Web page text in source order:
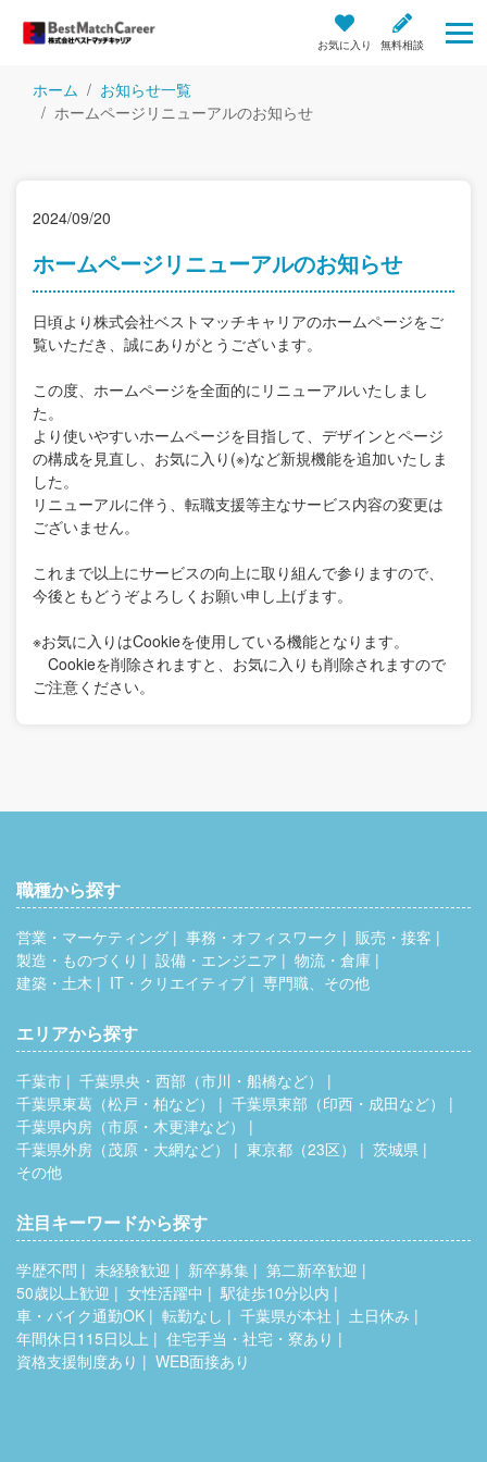
お気に入り 無料相談
ホーム
お知らせ一覧
ホームページリニューアルのお知らせ
2024/09/20
ホームページリニューアルのお知らせ
日頃より株式会社ベストマッチキャリアのホームページをご
覧いただき、誠にありがとうございます。
この度、ホームページを全面的にリニューアルいたしまし
た。
より使いやすいホームページを目指して、デザインとページ
の構成を見直し、お気に入り(※)など新規機能を追加いたしま
した。
リニューアルに伴う、転職支援等主なサービス内容の変更は
ございません。
これまで以上にサービスの向上に取り組んで参りますので、
今後ともどうぞよろしくお願い申し上げます。
※お気に入りはCookieを使用している機能となります。
Cookieを削除されますと、お気に入りも削除されますので
ご注意ください。
職種から探す
営業・マーケティング 事務・オフィスワーク
販売・接客
製造・ものづくり
設備・エンジニア
物流・倉庫
建築・土木
IT・クリエイティブ 専門職、その他
エリアから探す
千葉市
千葉県央・西部（市川・船橋など）
千葉県東葛（松戸・柏など）
千葉県東部（印西・成田など）
千葉県内房（市原・木更津など）
千葉県外房（茂原・大網など）
東京都（23区）
茨城県
その他
注目キーワードから探す
学歴不問 未経験歓迎 新卒募集
第二新卒歓迎
50歳以上歓迎
女性活躍中
駅徒歩10分以内
車・バイク通勤OK
転勤なし 千葉県が本社
土日休み
年間休日115日以上
住宅手当・社宅・寮あり
資格支援制度あり
WEB面接あり